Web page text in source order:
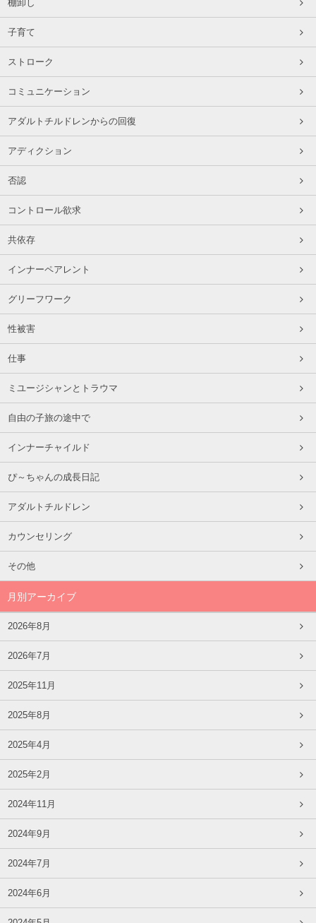
棚卸し
子育て
ストローク
コミュニケーション
アダルトチルドレンからの回復
アディクション
否認
コントロール欲求
共依存
インナーペアレント
グリーフワーク
性被害
仕事
ミユージシャンとトラウマ
自由の子旅の途中で
インナーチャイルド
ぴ～ちゃんの成長日記
アダルトチルドレン
カウンセリング
その他
月別アーカイブ
2026年8月
2026年7月
2025年11月
2025年8月
2025年4月
2025年2月
2024年11月
2024年9月
2024年7月
2024年6月